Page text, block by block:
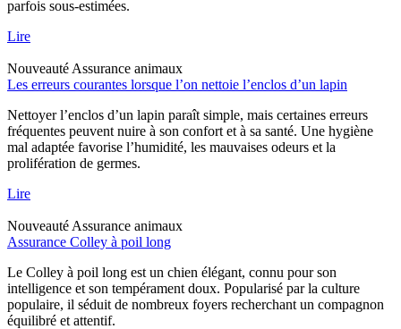
parfois sous-estimées.
Lire
Nouveauté Assurance animaux
Les erreurs courantes lorsque l’on nettoie l’enclos d’un lapin
Nettoyer l’enclos d’un lapin paraît simple, mais certaines erreurs
fréquentes peuvent nuire à son confort et à sa santé. Une hygiène
mal adaptée favorise l’humidité, les mauvaises odeurs et la
prolifération de germes.
Lire
Nouveauté Assurance animaux
Assurance Colley à poil long
Le Colley à poil long est un chien élégant, connu pour son
intelligence et son tempérament doux. Popularisé par la culture
populaire, il séduit de nombreux foyers recherchant un compagnon
équilibré et attentif.